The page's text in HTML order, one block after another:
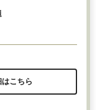
こちら